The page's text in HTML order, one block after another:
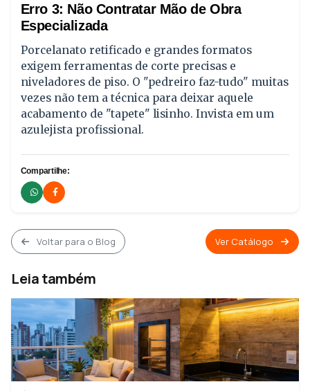
Erro 3: Não Contratar Mão de Obra
Especializada
Porcelanato retificado e grandes formatos
exigem ferramentas de corte precisas e
niveladores de piso. O "pedreiro faz-tudo" muitas
vezes não tem a técnica para deixar aquele
acabamento de "tapete" lisinho. Invista em um
azulejista profissional.
Compartilhe:
Voltar para o Blog Ver Catálogo
Leia também